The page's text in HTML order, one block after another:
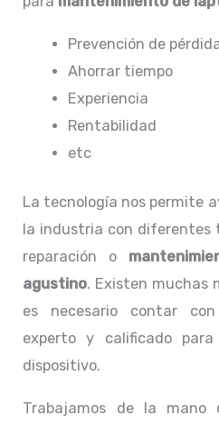
Prevención de
Ahorrar tiempo
Experiencia
Rentabilidad
etc
La tecnología nos permite
la industria con diferentes
reparación o
agustino. Existen muchas
es necesario contar
experto y calificado
dispositivo.
Trabajamos de la mano